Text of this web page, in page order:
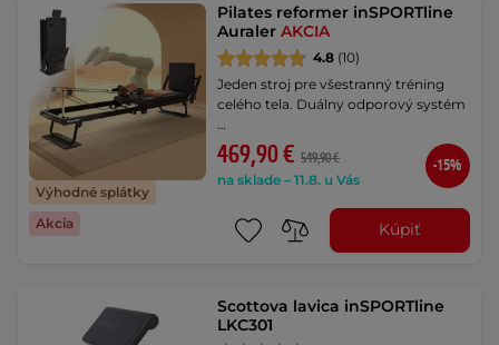
Výhodné splátky
Akcia
Pilates reformer inSPORTline
AuralerAKCIA
4.8 (10)
Jeden stroj pre všestranný tréning
celého tela. Duálny odporový systém
469,90 € 549,90 €
na sklade – 11.8. u Vás
-15%
Kúpiť
Scottova lavica inSPORTline
LKC301